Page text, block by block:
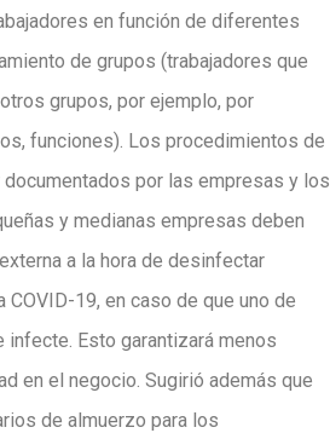
en función de diferentes
de grupos (trabajadores que
grupos, por ejemplo, por
funciones). Los procedimientos de
por las empresas y los
y medianas empresas deben
a la hora de desinfectar
COVID-19, en caso de que uno de
infecte. Esto garantizará menos
en el negocio. Sugirió además que
de almuerzo para los